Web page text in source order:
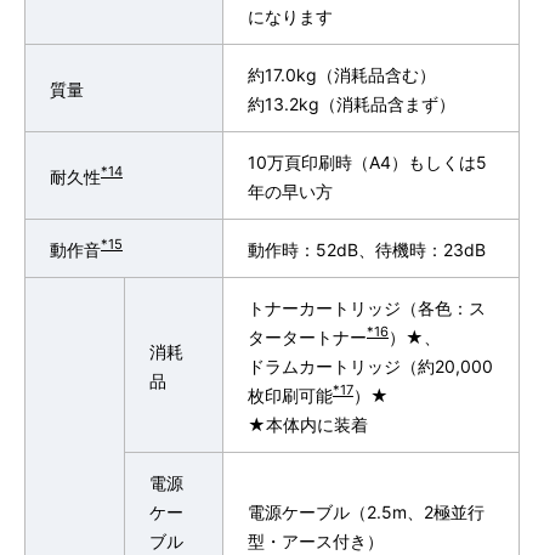
になります
質量
約17.0kg（消耗品含む）
約13.2kg（消耗品含まず）
耐久性*14
10万頁印刷時（A4）もしくは5
年の早い方
動作音*15 動作時：52dB、待機時：23dB
消耗
品
トナーカートリッジ（各色：ス
タータートナー*16）★、
ドラムカートリッジ（約20,000
枚印刷可能*17）★
★本体内に装着
電源
ケー
ブル
電源ケーブル（2.5m、2極並行
型・アース付き）